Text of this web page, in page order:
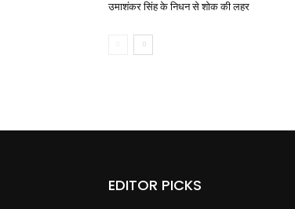
उमाशंकर सिंह के निधन से शोक की लहर
EDITOR PICKS